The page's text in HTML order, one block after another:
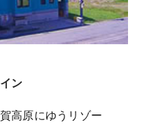
ン
高原にゆうリゾー